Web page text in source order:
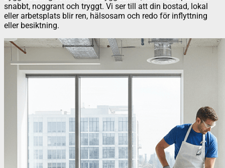
snabbt, noggrant och tryggt. Vi ser till att din bostad, lokal
eller arbetsplats blir ren, hälsosam och redo för inflyttning
eller besiktning.